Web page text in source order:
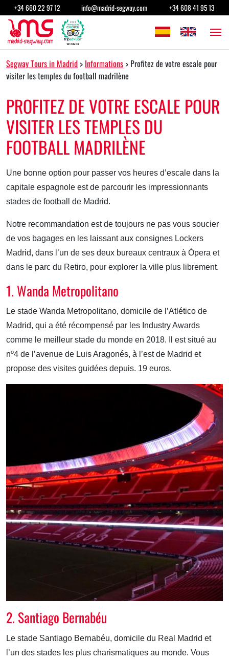
Passer au contenu
+34 660 22 97 12 info@madrid-segway.com +34 608 41 95 13
Navigation principale
Segway Tours in Madrid > Informations > Profitez de votre escale pour
visiter les temples du football madrilène
PROFITEZ DE VOTRE ESCALE POUR
VISITER LES TEMPLES DU
FOOTBALL MADRILÈNE
Une bonne option pour passer vos heures d’escale dans la
capitale espagnole est de parcourir les impressionnants
stades de football de Madrid.
Notre recommandation est de toujours ne pas vous soucier
de vos bagages en les laissant aux consignes Lockers
Madrid, dans l’un de ses deux bureaux centraux à Ópera et
dans le parc du Retiro, pour explorer la ville plus librement.
1. Wanda Metropolitano
Le stade Wanda Metropolitano, domicile de l’Atlético de
Madrid, qui a été récompensé par les Industry Awards
comme le meilleur stade du monde en 2018. Il est situé au
nº4 de l’avenue de Luis Aragonés, à l’est de Madrid et
propose des visites guidées depuis. 19 euros.
2. Santiago Bernabéu
Le stade Santiago Bernabéu, domicile du Real Madrid et
l’un des stades les plus charismatiques au monde. Vous